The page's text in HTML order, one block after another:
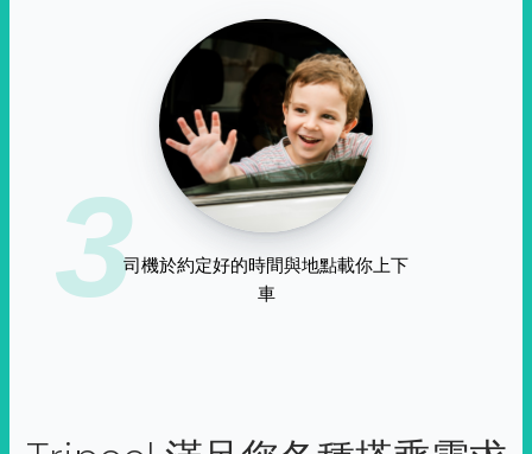
3司機於約定好的時間與地點載你上下
車